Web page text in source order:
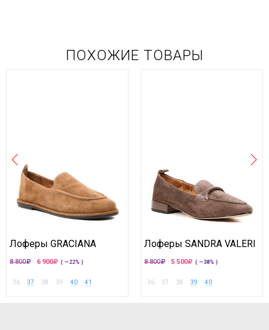
ПОХОЖИЕ ТОВАРЫ
Лоферы GRACIANA
8 800 6 900 ( —22% )
36 37 38 39 40 41
Лоферы SANDRA VALERI
8 800 5 500 ( —38% )
36 37 38 39 40